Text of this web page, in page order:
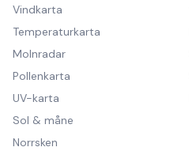
Vindkarta
Temperaturkarta
Molnradar
Pollenkarta
UV-karta
Sol & måne
Norrsken